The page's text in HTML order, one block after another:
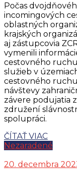
Počas
incomingových
oblastných
krajských
aj zástupcovia
vymenili
cestovného
služieb v
cestovného
návštevy
závere podujatia
združení
spolupráci.
ČÍTAŤ VIAC
Nezaradené
20. decembra